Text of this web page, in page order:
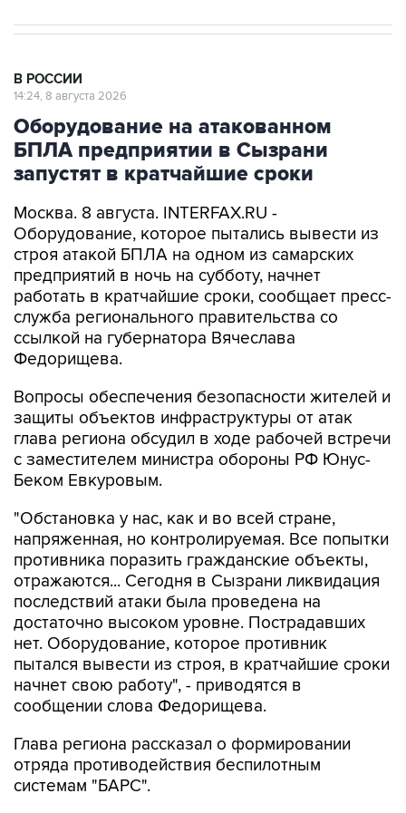
В РОССИИ
14:24, 8 августа 2026
Оборудование на атакованном
БПЛА предприятии в Сызрани
запустят в кратчайшие сроки
Москва. 8 августа. INTERFAX.RU -
Оборудование, которое пытались вывести из
строя атакой БПЛА на одном из самарских
предприятий в ночь на субботу, начнет
работать в кратчайшие сроки, сообщает пресс-
служба регионального правительства со
ссылкой на губернатора Вячеслава
Федорищева.
Вопросы обеспечения безопасности жителей и
защиты объектов инфраструктуры от атак
глава региона обсудил в ходе рабочей встречи
с заместителем министра обороны РФ Юнус-
Беком Евкуровым.
"Обстановка у нас, как и во всей стране,
напряженная, но контролируемая. Все попытки
противника поразить гражданские объекты,
отражаются... Сегодня в Сызрани ликвидация
последствий атаки была проведена на
достаточно высоком уровне. Пострадавших
нет. Оборудование, которое противник
пытался вывести из строя, в кратчайшие сроки
начнет свою работу", - приводятся в
сообщении слова Федорищева.
Глава региона рассказал о формировании
отряда противодействия беспилотным
системам "БАРС".